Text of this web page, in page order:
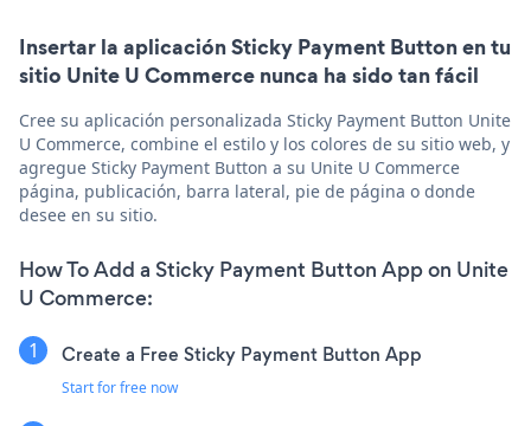
Insertar la aplicación Sticky Payment Button en tu
sitio Unite U Commerce nunca ha sido tan fácil
Cree su aplicación personalizada Sticky Payment Button Unite
U Commerce, combine el estilo y los colores de su sitio web, y
agregue Sticky Payment Button a su Unite U Commerce
página, publicación, barra lateral, pie de página o donde
desee en su sitio.
How To Add a Sticky Payment Button App on Unite
U Commerce:
Create a Free Sticky Payment Button App
Start for free now